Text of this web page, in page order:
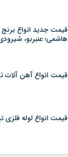
هاشمی؛ عنبربو،
قیمت انواع آهن آلات تیر
قیمت انواع لوله فلزی تیر ۱۴۰۵